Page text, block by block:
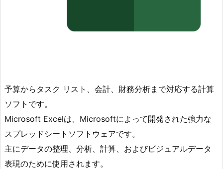
予算からタスク リスト、会計、財務分析まで対応する計算
ソフトです。
Microsoft Excelは、Microsoftによって開発された強力な
スプレッドシートソフトウェアです。
主にデータの整理、分析、計算、およびビジュアルデータ
表現のために使用されます。